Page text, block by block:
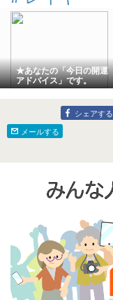
★あなたの「今日の開運
アドバイス」です。
シェアする
メールする